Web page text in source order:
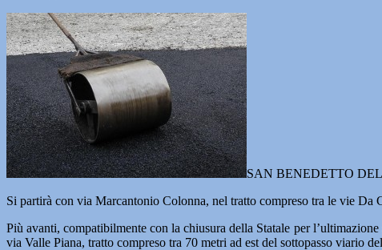
SAN BENEDETTO DEL
Si partirà con via Marcantonio Colonna, nel tratto compreso tra le vie
Più avanti, compatibilmente con la chiusura della Statale per
via Valle Piana, tratto compreso tra 70 metri ad est del sottopasso viario